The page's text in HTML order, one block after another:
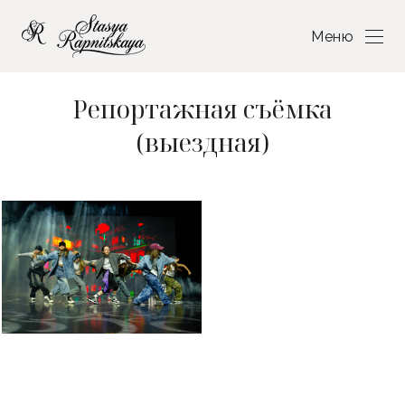
Меню
Репортажная съёмка
(выездная)